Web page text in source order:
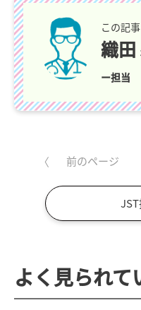
この記
織田
ー担当
前のページ
よく見られて